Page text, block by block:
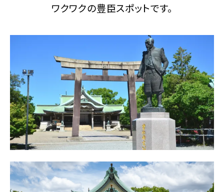
ワクワクの豊臣スポットです。